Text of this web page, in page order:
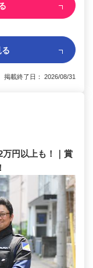
載終了日： 2026/08/31
万円以上も！｜賞